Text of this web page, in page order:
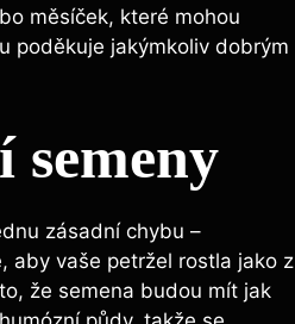
měsíček, ‍které mohou
poděkuje jakýmkoliv dobrým
semeny
zásadní chybu –
⁤aby vaše petržel rostla jako z
‍že ‌semena budou mít ⁤jak